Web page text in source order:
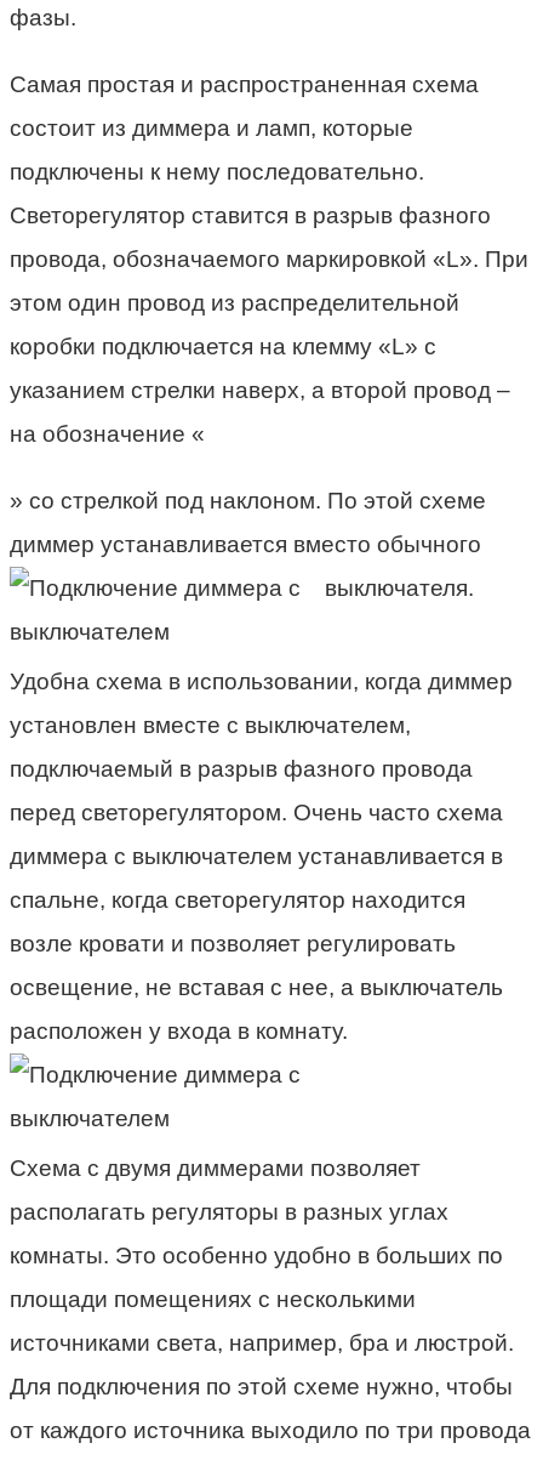
фазы.
Самая простая и распространенная схема
состоит из диммера и ламп, которые
подключены к нему последовательно.
Светорегулятор ставится в разрыв фазного
провода, обозначаемого маркировкой «L». При
этом один провод из распределительной
коробки подключается на клемму «L» с
указанием стрелки наверх, а второй провод –
на обозначение «
» со стрелкой под наклоном. По этой схеме
диммер устанавливается вместо обычного
выключателя.
Удобна схема в использовании, когда диммер
установлен вместе с выключателем,
подключаемый в разрыв фазного провода
перед светорегулятором. Очень часто схема
диммера с выключателем устанавливается в
спальне, когда светорегулятор находится
возле кровати и позволяет регулировать
освещение, не вставая с нее, а выключатель
расположен у входа в комнату.
Схема с двумя диммерами позволяет
располагать регуляторы в разных углах
комнаты. Это особенно удобно в больших по
площади помещениях с несколькими
источниками света, например, бра и люстрой.
Для подключения по этой схеме нужно, чтобы
от каждого источника выходило по три провода